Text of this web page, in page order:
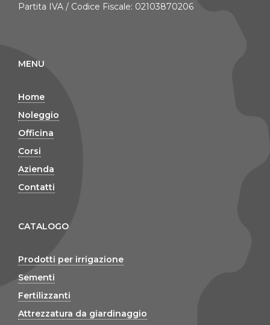
Partita IVA / Codice Fiscale: 02103870206
MENU
Home
Noleggio
Officina
Corsi
Azienda
Contatti
CATALOGO
Prodotti per irrigazione
Sementi
Fertilizzanti
Attrezzatura da giardinaggio